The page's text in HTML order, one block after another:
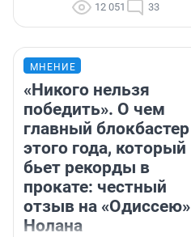
12 051 33
МНЕНИЕ
«Никого нельзя
победить». О чем
главный блокбастер
этого года, который
бьет рекорды в
прокате: честный
отзыв на «Одиссею»
Нолана